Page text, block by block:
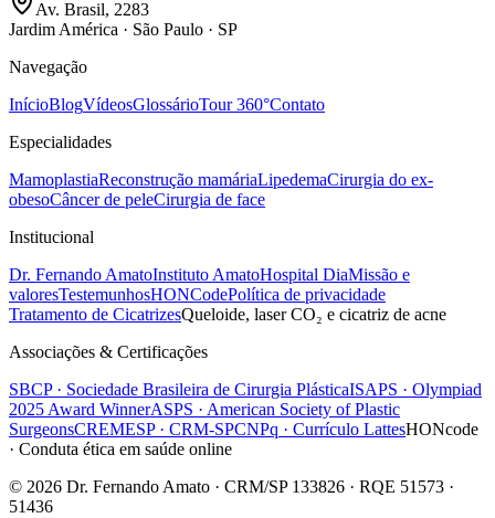
Av. Brasil, 2283
Jardim América · São Paulo · SP
Navegação
InícioBlogVídeosGlossárioTour 360°Contato
Especialidades
MamoplastiaReconstrução mamáriaLipedemaCirurgia do ex-
obesoCâncer de peleCirurgia de face
Institucional
Dr. Fernando AmatoInstituto AmatoHospital DiaMissão e
valoresTestemunhosHONCodePolítica de privacidade
Tratamento de CicatrizesQueloide, laser CO₂ e cicatriz de acne
Associações & Certificações
SBCP · Sociedade Brasileira de Cirurgia PlásticaISAPS · Olympiad
2025 Award WinnerASPS · American Society of Plastic
SurgeonsCREMESP · CRM-SPCNPq · Currículo LattesHONcode
· Conduta ética em saúde online
© 2026 Dr. Fernando Amato · CRM/SP 133826 · RQE 51573 ·
51436